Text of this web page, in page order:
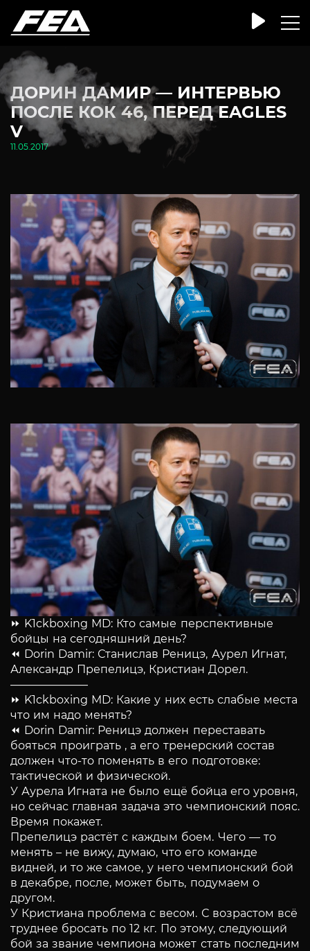
ДОРИН ДАМИР — ИНТЕРВЬЮ
ПОСЛЕ КОК 46, ПЕРЕД EAGLES
V
11.05.2017
⏩ K1ckboxing MD: Кто самые перспективные
бойцы на сегодняшний день?
⏪ Dorin Damir: Станислав Реницэ, Аурел Игнат,
Александр Препелицэ, Кристиан Дорел.
———————
⏩ K1ckboxing MD: Какие у них есть слабые места
что им надо менять?
⏪ Dorin Damir: Реницэ должен переставать
бояться проиграть , а его тренерский состав
должен что-то поменять в его подготовке:
тактической и физической.
У Аурела Игната не было ещё бойца его уровня,
но сейчас главная задача это чемпионский пояс.
Время покажет.
Препелицэ растёт с каждым боем. Чего — то
менять – не вижу, думаю, что его команде
видней, и то же самое, у него чемпионский бой
в декабре, после, может быть, подумаем о
другом.
У Кристиана проблема с весом. С возрастом всё
труднее бросать по 12 кг. По этому, следующий
бой за звание чемпиона может стать последним